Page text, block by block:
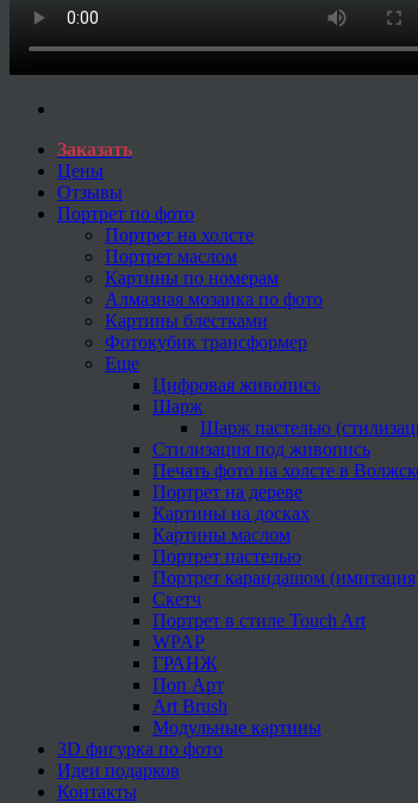
Заказать
Цены
Отзывы
Портрет по фото
Портрет на холсте
Портрет маслом
Картины по номерам
Алмазная мозаика по фото
Картины блестками
Фотокубик трансформер
Еще
Цифровая живопись
Шарж
Шарж пастелью
Стилизация под живопись
Печать фото на холсте в
Портрет на дереве
Картины на досках
Картины маслом
Портрет пастелью
Портрет карандашом
Скетч
Портрет в стиле Touch Art
WPAP
ГРАНЖ
Поп Арт
Art Brush
Модульные картины
3D фигурка по фото
Идеи подарков
Контакты